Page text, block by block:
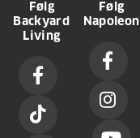
Følg
Backyard
Living
Følg
Napoleon